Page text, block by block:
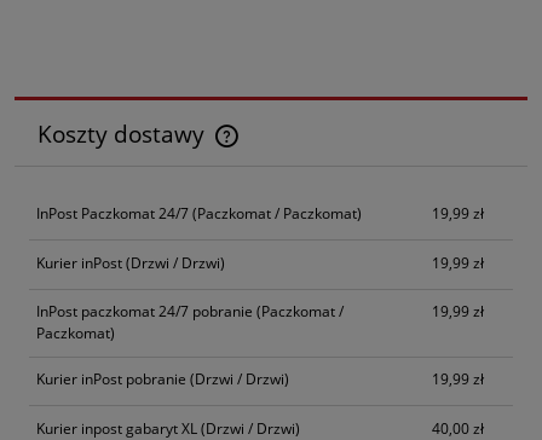
Koszty dostawy
Cena nie zawiera ewentualnych kosztów płatności
InPost Paczkomat 24/7(Paczkomat / Paczkomat) 19,99 zł
Kurier inPost(Drzwi / Drzwi) 19,99 zł
InPost paczkomat 24/7 pobranie (Paczkomat /
Paczkomat)
19,99 zł
Kurier inPost pobranie (Drzwi / Drzwi) 19,99 zł
Kurier inpost gabaryt XL(Drzwi / Drzwi) 40,00 zł